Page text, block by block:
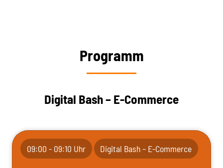
Programm
Digital Bash – E-Commerce
09:00 - 09:10 Uhr Digital Bash – E-Commerce